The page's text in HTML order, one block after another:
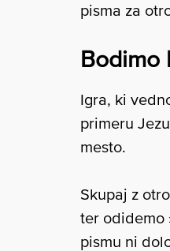
pisma za
Bodimo
Igra, ki
primeru
mesto.
Skupaj z
ter odidemo
pismu ni